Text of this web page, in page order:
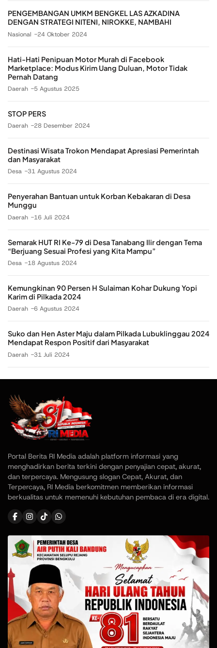
PENGEMBANGAN UMKM BENGKEL LAS AZKADINA
DENGAN STRATEGI NITENI, NIROKKE, NAMBAHI
Nasional 24 Oktober 2024
Hati-Hati Penipuan Motor Murah di Facebook
Marketplace: Modus Kirim Uang Duluan, Motor Tidak
Pernah Datang
Daerah 5 Agustus 2025
STOP PERS
Daerah 28 Desember 2024
Destinasi Wisata Trokon Mendapat Apresiasi Pemerintah
dan Masyarakat
Desa 31 Agustus 2024
Penyerahan Bantuan untuk Korban Kebakaran di Desa
Munggu
Daerah 16 Juli 2024
Semarak HUT RI Ke-79 di Desa Tanabang Ilir dengan Tema
“Berjuang Sesuai Profesi yang Kita Mampu”
Desa 18 Agustus 2024
Kemungkinan 90 Persen H Sulaiman Kohar Dukung Yopi
Karim di Pilkada 2024
Daerah 6 Agustus 2024
Suko dan Hen Aster Maju dalam Pilkada Lubuklinggau 2024
Mendapat Respon Positif dari Masyarakat
Daerah 31 Juli 2024
Portal Berita RI Media adalah platform informasi yang
menghadirkan berita terkini dengan penyajian cepat, akurat,
dan terpercaya. Mengusung slogan Cepat, Akurat, dan
Terpercaya, RI Media berkomitmen memberikan informasi
berkualitas untuk memenuhi kebutuhan pembaca di era digital.